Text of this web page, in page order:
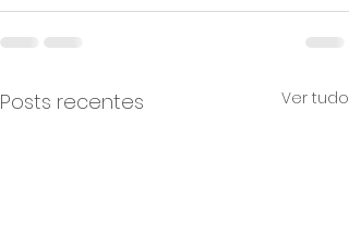
Posts recentes Ver tudo